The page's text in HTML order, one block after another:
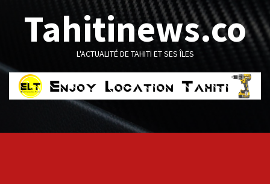
Tahitinews.co
L'ACTUALITÉ DE TAHITI ET SES ÎLES